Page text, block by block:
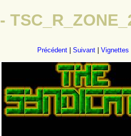
-
Précédent Suivant Vignettes